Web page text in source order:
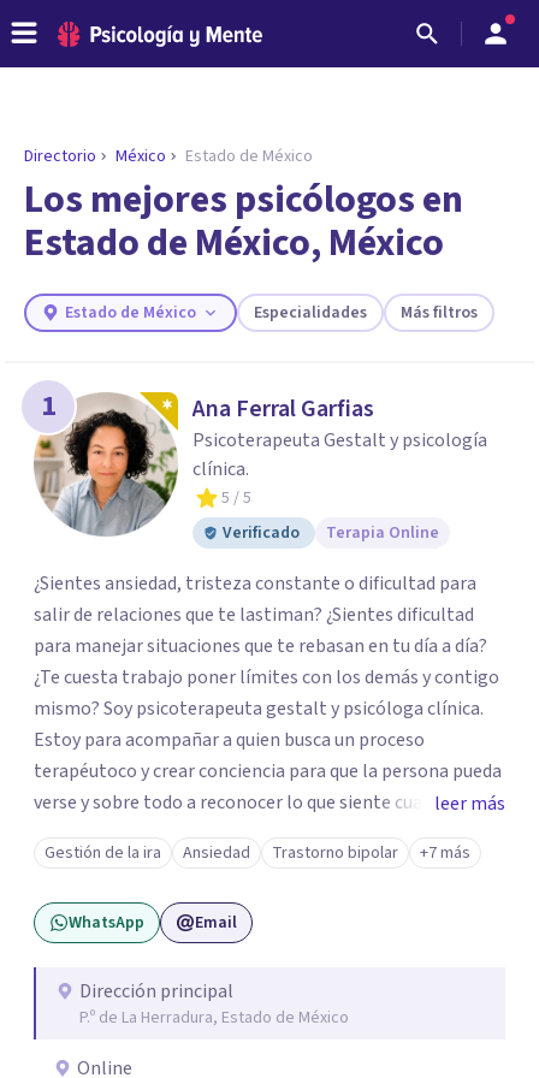
ENCONTRAR MI TERAPEUTA
¿Necesitas ayuda para encontrar el
psicólogo adecuado?
Responde a unas breves preguntas y te ofreceremos
necesidades.
Directorio México Estado de México
Los mejores psicólogos en
Estado de México, México
Estado de México Especialidades Más filtros
1 Ana Ferral Garfias
Psicoterapeuta Gestalt y psicología
clínica.
5 / 5
Verificado
Terapia Online
¿Sientes ansiedad, tristeza constante o dificultad para
salir de relaciones que te lastiman? ¿Sientes dificultad
para manejar situaciones que te rebasan en tu día a día?
¿Te cuesta trabajo poner límites con los demás y contigo
mismo? Soy psicoterapeuta gestalt y psicóloga clínica.
Estoy para acompañar a quien busca un proceso
terapéutoco y crear conciencia para que la persona pueda
verse y sobre todo a reconocer lo que siente cuando
atraviesa situaciones incomodas y dolorosas trabajando
en su proceso emocional y crecimiento personal. Les
brindo herramientas para reconstruir la autoestima, la
falta de límites para encontrar la paz y el equilibrio
depresión, codependencia, trauma, narcisimo, heridas
emocionales, adicciones y el autoreconocimiento propio,
leer más
Gestión de la ira Ansiedad Trastorno bipolar +7 más
WhatsApp Email
Dirección principal
P.º de La Herradura, Estado de México
Online